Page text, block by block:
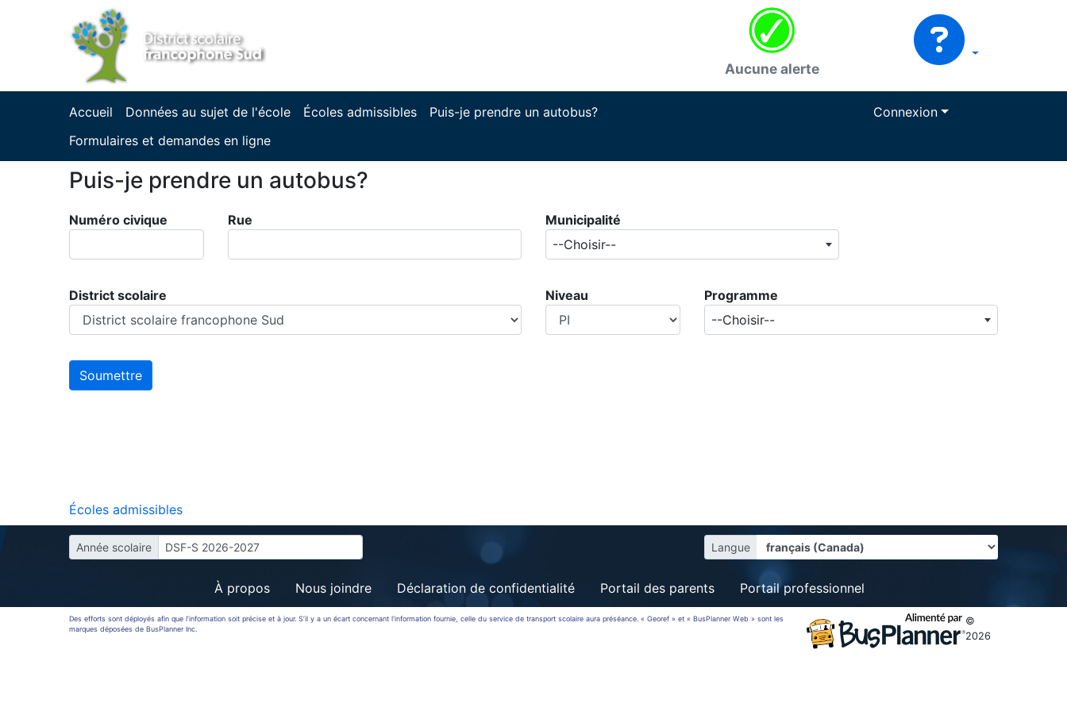
Aucune alerte
Accueil Données au sujet de l'école Écoles admissibles
Puis-je prendre un autobus?
Formulaires et demandes en ligne
Connexion
Puis-je prendre un autobus?
Numéro civique Rue
Municipalité
--Choisir--
District scolaire Niveau
Programme
--Choisir--
Écoles admissibles
Année scolaire DSF-S 2026-2027 Langue
À propos Nous joindre Déclaration de confidentialité Portail des parents Portail professionnel
Des efforts sont déployés afin que l’information soit précise et à jour. S’il y a un écart concernant l'information fournie, celle du service de transport scolaire aura préséance. « Georef » et « BusPlanner Web » sont les
marques déposées de BusPlanner Inc.
©
2026